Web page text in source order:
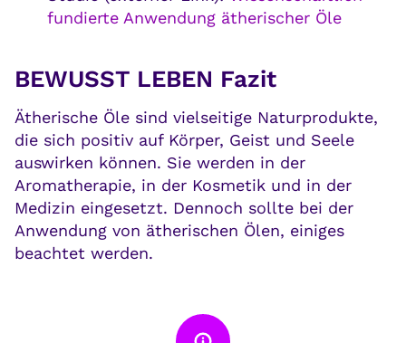
fundierte Anwendung ätherischer Öle
BEWUSST LEBEN Fazit
Ätherische Öle sind vielseitige Naturprodukte,
die sich positiv auf Körper, Geist und Seele
auswirken können. Sie werden in der
Aromatherapie, in der Kosmetik und in der
Medizin eingesetzt. Dennoch sollte bei der
Anwendung von ätherischen Ölen, einiges
beachtet werden.